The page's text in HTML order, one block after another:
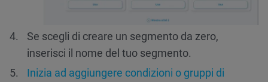
Se scegli di creare un segmento da zero,
inserisci il nome del tuo segmento.
Inizia ad aggiungere condizioni o gruppi di